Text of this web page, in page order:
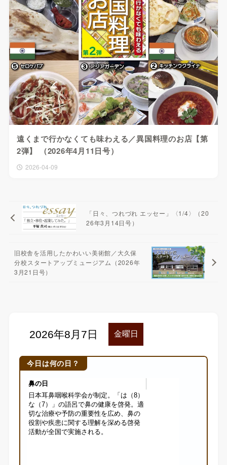
遠くまで行かなくても味わえる／異国料理のお店【第
2弾】 （2026年4月11日号）
2026-04-09
「日々、つれづれ エッセー」〈1/4〉（20
26年3月14日号）
旧校舎を活用したかわいい美術館／大久保
分校スタートアップミュージアム（2026年
3月21日号）
今日は何の日？